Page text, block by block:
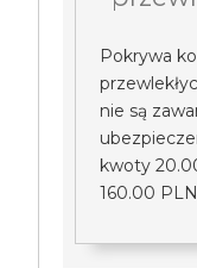
Pokrywa
nie są
kwoty
160.00 PLN